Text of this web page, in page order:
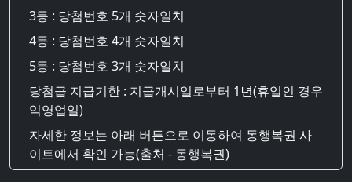
3등 : 당첨번호 5개 숫자일치
4등 : 당첨번호 4개 숫자일치
5등 : 당첨번호 3개 숫자일치
당첨급 지급기한 : 지급개시일로부터 1년(휴일인 경우
익영업일)
자세한 정보는 아래 버튼으로 이동하여 동행복권 사
이트에서 확인 가능(출처 - 동행복권)